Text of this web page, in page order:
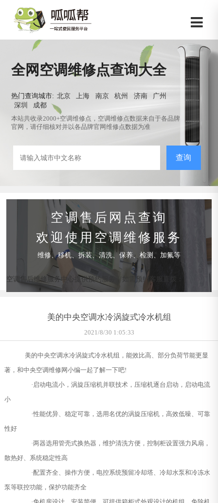
全网空调维修点查询大全
热门查询城市: 北京 上海 南京 杭州 济南
广州
深圳
成都
本站共收录2000+空调维修点，空调维修点数据来自于各品牌
官网，请仔细核对并以各品牌官网维修点数据为准
查询
空调售后网点查询
欢迎使用空调维修服务
维修、移机、拆装、清洗、保养、检测、加氟等
空调售后维修服务中心提供预约服务，如需预约客服直拨：
美的中央空调水冷涡旋式冷水机组
2021/8/30 1:05:33
美的中央空调水冷涡旋式冷水机组，能效比高、部分负荷节能更显
著，和中央空调维修网小编一起了解一下吧!
·启动电流小，涡旋压缩机并联技术，压缩机逐台启动，启动电流
小
·性能优异、稳定可靠，选用名优的涡旋压缩机，高效低噪、可靠
性好
·两器选用管壳式换热器，维护清洗方便，控制柜设置强力风扇，
散热好、系统稳定性高
·配置齐全、操作方便，电控系统预留冷却塔、冷却水泵和冷冻水
泵等联控功能，保护功能齐全